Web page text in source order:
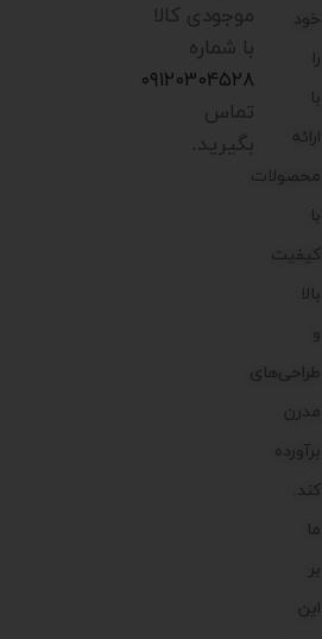
خود
را
با
ارائه
محصولات
با
کیفیت
بالا
و
طراحی‌های
مدرن
برآورده
کند.
ما
بر
این
موجودی کالا
با شماره
۰۹۱۲۰۳۰۴۵۲۸
تماس
بگیرید.